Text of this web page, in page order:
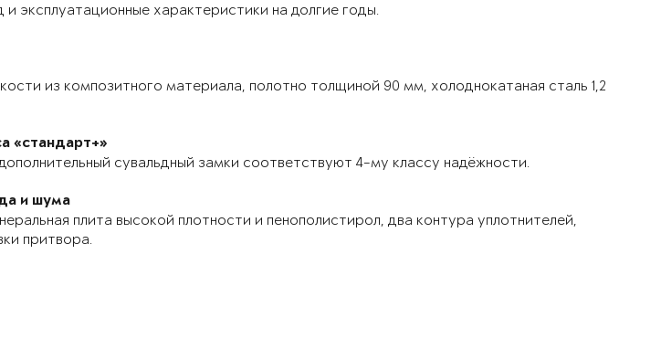
и эксплуатационные характеристики на долгие годы.
из композитного материала, полотно толщиной 90 мм, холоднокатаная сталь 1,2
«стандарт+»
сувальдный замки соответствуют 4-му классу надёжности.
и шума
плита высокой плотности и пенополистирол, два контура уплотнителей,
притвора.